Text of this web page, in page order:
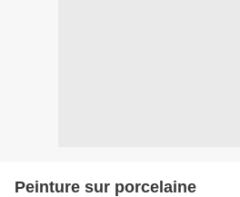
Peinture sur porcelaine